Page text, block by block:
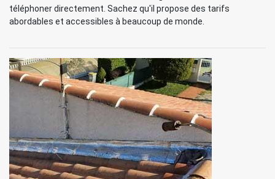
téléphoner directement. Sachez qu'il propose des tarifs
abordables et accessibles à beaucoup de monde.